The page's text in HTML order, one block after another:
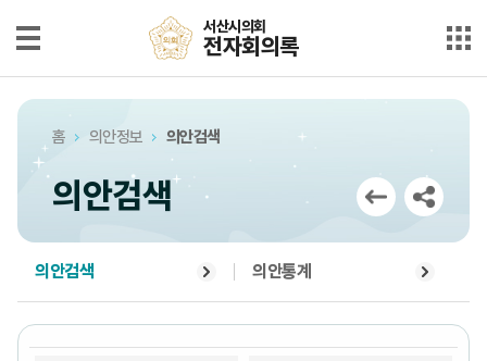
서산시의회
전자회의록
최근회의록
단순검색
상세검색
부록검색
서산시의회
전자회의록
홈 의안정보 의안검색
의안검색
의안검색 의안통계